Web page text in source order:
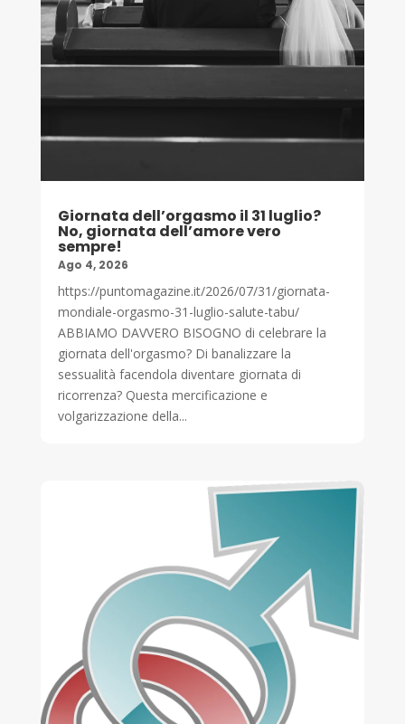
Giornata dell’orgasmo il 31 luglio?
No, giornata dell’amore vero
sempre!
Ago 4, 2026
https://puntomagazine.it/2026/07/31/giornata-
mondiale-orgasmo-31-luglio-salute-tabu/
ABBIAMO DAVVERO BISOGNO di celebrare la
giornata dell'orgasmo? Di banalizzare la
sessualità facendola diventare giornata di
ricorrenza? Questa mercificazione e
volgarizzazione della...